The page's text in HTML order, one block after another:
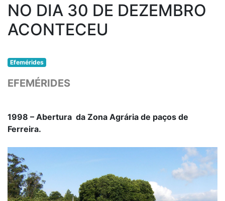
NO DIA 30 DE DEZEMBRO
ACONTECEU
Efemérides
EFEMÉRIDES
1998 – Abertura da Zona Agrária de paços de
Ferreira.